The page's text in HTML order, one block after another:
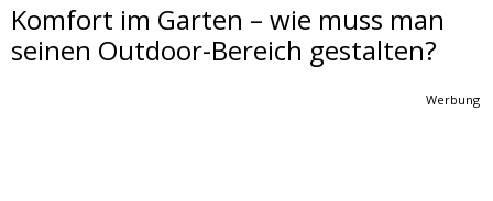
Komfort im Garten – wie muss man
seinen Outdoor-Bereich gestalten?
Werbung